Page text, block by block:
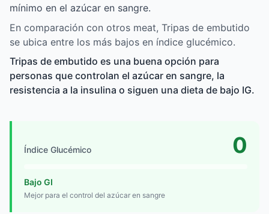
mínimo en el azúcar en sangre.
En comparación con otros meat, Tripas de embutido
se ubica entre los más bajos en índice glucémico.
Tripas de embutido es una buena opción para
personas que controlan el azúcar en sangre, la
resistencia a la insulina o siguen una dieta de bajo IG.
Índice Glucémico 0
Bajo GI
Mejor para el control del azúcar en sangre